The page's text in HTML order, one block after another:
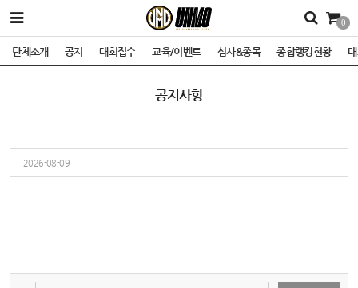
0
단체소개 공지 대회접수 교육/이벤트 심사&종목 종합랭킹현황
공지사항
2026-08-09